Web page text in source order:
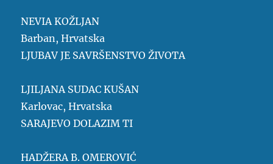
NEVIA KOŽLJAN
Barban, Hrvatska
LJUBAV JE SAVRŠENSTVO ŽIVOTA
LJILJANA SUDAC KUŠAN
Karlovac, Hrvatska
SARAJEVO DOLAZIM TI
HADŽERA B. OMEROVIĆ